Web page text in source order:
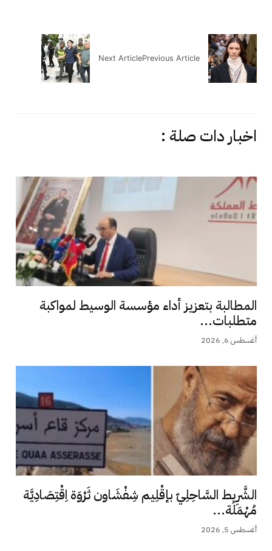
Previous Article
Next Article
اخبار دات صلة :
المطالبة بتعزيز أداء مؤسسة الوسيط لمواكبة
متطلبات...
أغسطس 6, 2026
الشَّرِيط السَّاحِلِيّ بإقْلِيم شِفْشَاون ثَرْوَة اِقْتِصَادِيَّة
مُهْمَلَة...
أغسطس 5, 2026